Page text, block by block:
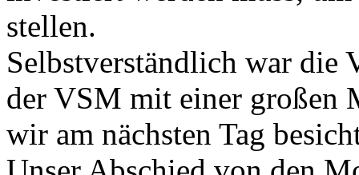
stellen.
Selbstverständlich war die
der VSM mit einer großen
wir am nächsten Tag